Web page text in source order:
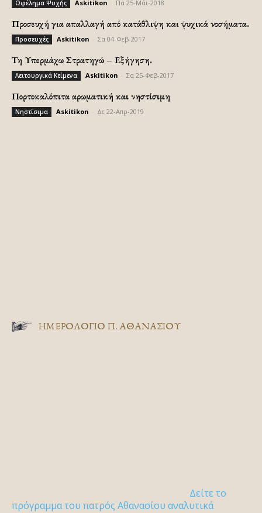
Ωφέλημα Ψυχής Askitikon Πα 25-Μάι-2018
Προσευχή για απαλλαγή από κατάθλιψη και ψυχικά νοσήματα.
Προσευχές Askitikon Σα 04-Φεβ-2017
Τη Υπερμάχω Στρατηγώ – Εξήγηση.
Λειτουργικά Κείμενα Askitikon Σα 25-Φεβ-2017
Πορτοκαλόπιτα αρωματική και νηστίσιμη
Νηστίσιμα Askitikon Δε 22-Απρ-2019
ΗΜΕΡΟΛΟΓΙΟ Π. ΑΘΑΝΑΣΙΟΥ
Δείτε το
πρόγραμμα του πατρός Αθανασίου αναλυτικά